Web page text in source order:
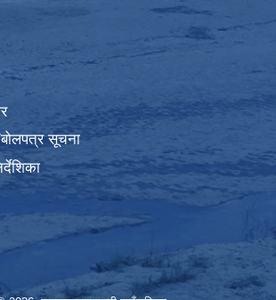
सूचना